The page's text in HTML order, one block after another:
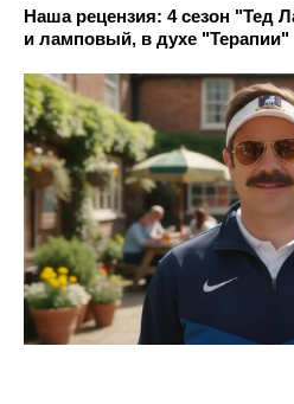
Наша рецензия: 4 сезон "Тед
и ламповый, в духе "Терапии"